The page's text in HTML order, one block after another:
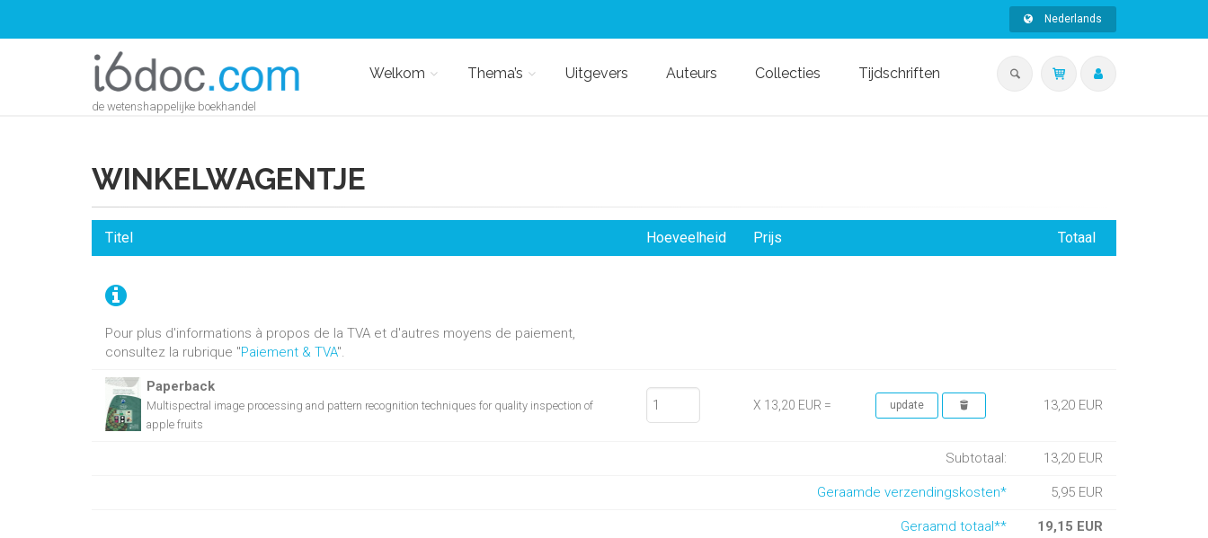
Nederlands
de wetenshappelijke boekhandel
Welkom Thema’s Uitgevers Auteurs Collecties Tijdschriften
WINKELWAGENTJE
Pour plus d'informations à propos de la TVA et d'autres moyens de paiement,
consultez la rubrique "Paiement & TVA".
Titel Hoeveelheid Prijs Totaal
Paperback
Multispectral image processing and pattern recognition techniques for quality inspection of
apple fruits
X 13,20 EUR = 13,20 EUR
Subtotaal: 13,20 EUR
Geraamde verzendingskosten* 5,95 EUR
Geraamd totaal** 19,15 EUR